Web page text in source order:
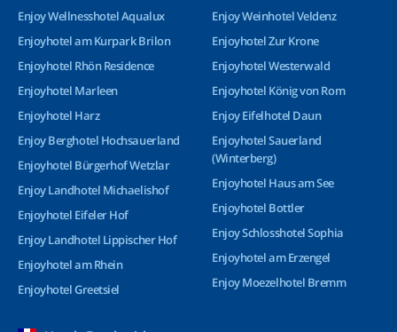
Enjoy Wellnesshotel Aqualux
Enjoyhotel am Kurpark Brilon
Enjoyhotel Rhön Residence
Enjoyhotel Marleen
Enjoyhotel Harz
Enjoy Berghotel Hochsauerland
Enjoyhotel Bürgerhof Wetzlar
Enjoy Landhotel Michaelishof
Enjoyhotel Eifeler Hof
Enjoy Landhotel Lippischer Hof
Enjoyhotel am Rhein
Enjoyhotel Greetsiel
Enjoy Weinhotel Veldenz
Enjoyhotel Zur Krone
Enjoyhotel Westerwald
Enjoyhotel König von Rom
Enjoy Eifelhotel Daun
Enjoyhotel Sauerland
(Winterberg)
Enjoyhotel Haus am See
Enjoyhotel Bottler
Enjoy Schlosshotel Sophia
Enjoyhotel am Erzengel
Enjoy Moezelhotel Bremm